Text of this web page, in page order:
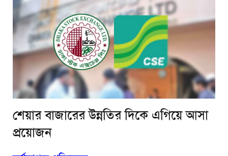
শেয়ার বাজারের উন্নতির দিকে এগিয়ে আসা
প্রয়োজন